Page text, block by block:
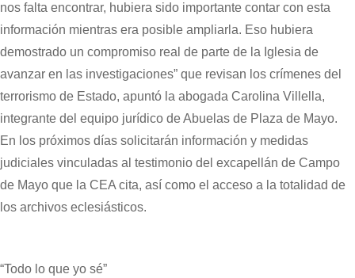
nos falta encontrar, hubiera sido importante contar con esta
información mientras era posible ampliarla. Eso hubiera
demostrado un compromiso real de parte de la Iglesia de
avanzar en las investigaciones” que revisan los crímenes del
terrorismo de Estado, apuntó la abogada Carolina Villella,
integrante del equipo jurídico de Abuelas de Plaza de Mayo.
En los próximos días solicitarán información y medidas
judiciales vinculadas al testimonio del excapellán de Campo
de Mayo que la CEA cita, así como el acceso a la totalidad de
los archivos eclesiásticos.
“Todo lo que yo sé”